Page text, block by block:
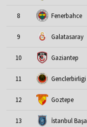
8 Fenerbahce
9 Galatasaray
10 Gaziantep
11 Genclerbirligi
12 Goztepe
13 İstanbul